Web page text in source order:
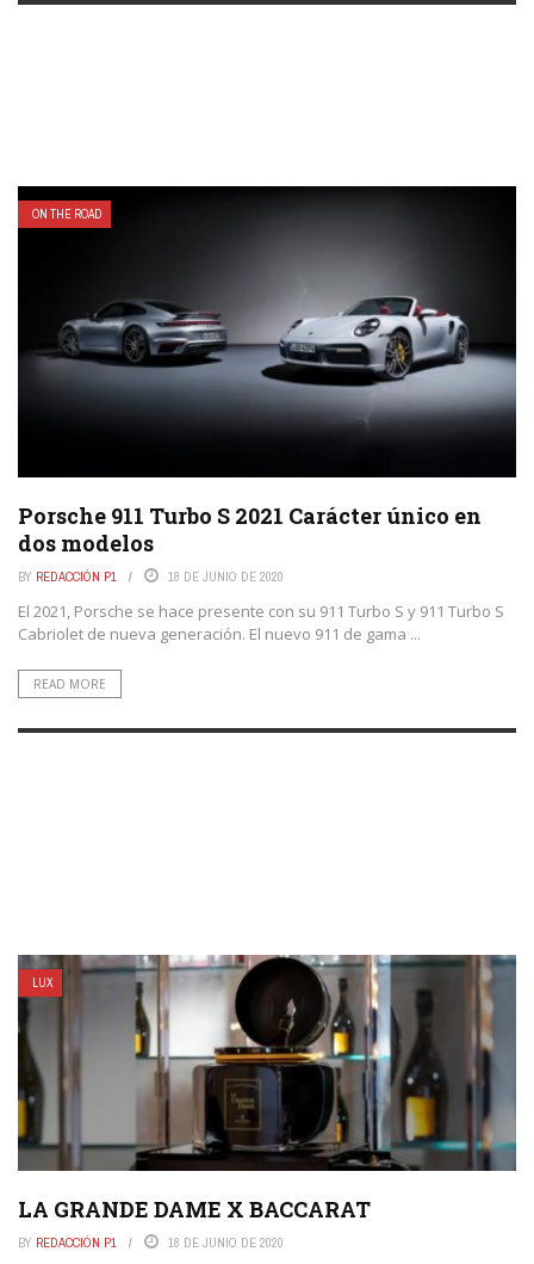
ON THE ROAD
Porsche 911 Turbo S 2021 Carácter único en
dos modelos
BY REDACCIÓN P1 18 DE JUNIO DE 2020
El 2021, Porsche se hace presente con su 911 Turbo S y 911 Turbo S
Cabriolet de nueva generación. El nuevo 911 de gama ...
READ MORE
LUX
LA GRANDE DAME X BACCARAT
BY REDACCIÓN P1 18 DE JUNIO DE 2020